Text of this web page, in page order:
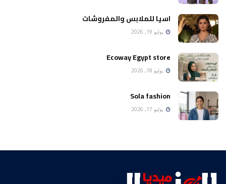
اسيا للملابس والمفروشات
يوليو 19, 2026
Ecoway Egypt store
يوليو 18, 2026
Sola fashion
يوليو 17, 2026